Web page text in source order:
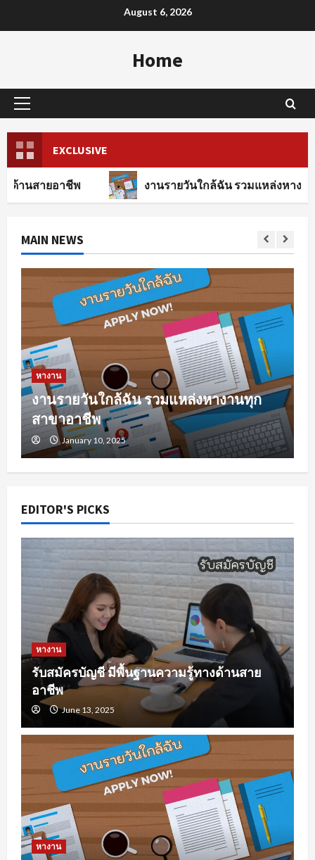
to
August 6, 2026
Home
Primary
EXCLUSIVE
พ งานรายวันใกล้ฉัน รวมแหล่งหางานทุกสาขาอา
MAIN NEWS
หางาน
งานรายวันใกล้ฉัน รวมแหล่งหางานทุก
สาขาอาชีพ
January 10, 2025
EDITOR'S PICKS
หางาน
รับสมัครบัญชี มีพื้นฐานความรู้ทางด้านสาย
อาชีพ
June 13, 2025
หางาน